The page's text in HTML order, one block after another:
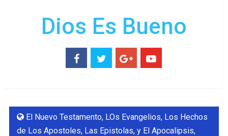
Dios Es Bueno
El Nuevo Testamento, LOs Evangelios, Los Hechos
de Los Apostoles, Las Epistolas, y El Apocalipsis,